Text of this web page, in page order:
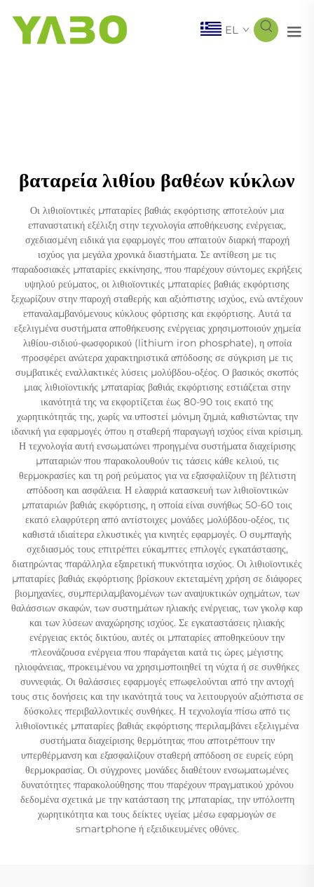
EL
βαταρεία λιθίου βαθέων κύκλων
Οι λιθιοϊοντικές μπαταρίες βαθιάς εκφόρτισης αποτελούν μια
επαναστατική εξέλιξη στην τεχνολογία αποθήκευσης ενέργειας,
σχεδιασμένη ειδικά για εφαρμογές που απαιτούν διαρκή παροχή
ισχύος για μεγάλα χρονικά διαστήματα. Σε αντίθεση με τις
παραδοσιακές μπαταρίες εκκίνησης, που παρέχουν σύντομες εκρήξεις
υψηλού ρεύματος, οι λιθιοϊοντικές μπαταρίες βαθιάς εκφόρτισης
ξεχωρίζουν στην παροχή σταθερής και αξιόπιστης ισχύος, ενώ αντέχουν
επαναλαμβανόμενους κύκλους φόρτισης και εκφόρτισης. Αυτά τα
εξελιγμένα συστήματα αποθήκευσης ενέργειας χρησιμοποιούν χημεία
λιθίου-σιδιού-φωσφορικού (lithium iron phosphate), η οποία
προσφέρει ανώτερα χαρακτηριστικά απόδοσης σε σύγκριση με τις
συμβατικές εναλλακτικές λύσεις μολύβδου-οξέος. Ο βασικός σκοπός
μιας λιθιοϊοντικής μπαταρίας βαθιάς εκφόρτισης εστιάζεται στην
ικανότητά της να εκφορτίζεται έως 80-90 τοις εκατό της
χωρητικότητάς της, χωρίς να υποστεί μόνιμη ζημιά, καθιστώντας την
ιδανική για εφαρμογές όπου η σταθερή παραγωγή ισχύος είναι κρίσιμη.
Η τεχνολογία αυτή ενσωματώνει προηγμένα συστήματα διαχείρισης
μπαταριών που παρακολουθούν τις τάσεις κάθε κελιού, τις
θερμοκρασίες και τη ροή ρεύματος για να εξασφαλίζουν τη βέλτιστη
απόδοση και ασφάλεια. Η ελαφριά κατασκευή των λιθιοϊοντικών
μπαταριών βαθιάς εκφόρτισης, η οποία είναι συνήθως 50-60 τοις
εκατό ελαφρύτερη από αντίστοιχες μονάδες μολύβδου-οξέος, τις
καθιστά ιδιαίτερα ελκυστικές για κινητές εφαρμογές. Ο συμπαγής
σχεδιασμός τους επιτρέπει εύκαμπτες επιλογές εγκατάστασης,
διατηρώντας παράλληλα εξαιρετική πυκνότητα ισχύος. Οι λιθιοϊοντικές
μπαταρίες βαθιάς εκφόρτισης βρίσκουν εκτεταμένη χρήση σε διάφορες
βιομηχανίες, συμπεριλαμβανομένων των αναψυκτικών οχημάτων, των
θαλάσσιων σκαφών, των συστημάτων ηλιακής ενέργειας, των γκολφ καρ
και των λύσεων αναχώρησης ισχύος. Σε εγκαταστάσεις ηλιακής
ενέργειας εκτός δικτύου, αυτές οι μπαταρίες αποθηκεύουν την
πλεονάζουσα ενέργεια που παράγεται κατά τις ώρες μέγιστης
ηλιοφάνειας, προκειμένου να χρησιμοποιηθεί τη νύχτα ή σε συνθήκες
συννεφιάς. Οι θαλάσσιες εφαρμογές επωφελούνται από την αντοχή
τους στις δονήσεις και την ικανότητά τους να λειτουργούν αξιόπιστα σε
δύσκολες περιβαλλοντικές συνθήκες. Η τεχνολογία πίσω από τις
λιθιοϊοντικές μπαταρίες βαθιάς εκφόρτισης περιλαμβάνει εξελιγμένα
συστήματα διαχείρισης θερμότητας που αποτρέπουν την
υπερθέρμανση και εξασφαλίζουν σταθερή απόδοση σε ευρείς εύρη
θερμοκρασίας. Οι σύγχρονες μονάδες διαθέτουν ενσωματωμένες
δυνατότητες παρακολούθησης που παρέχουν πραγματικού χρόνου
δεδομένα σχετικά με την κατάσταση της μπαταρίας, την υπόλοιπη
χωρητικότητα και τους δείκτες υγείας μέσω εφαρμογών σε
smartphone ή εξειδικευμένες οθόνες.